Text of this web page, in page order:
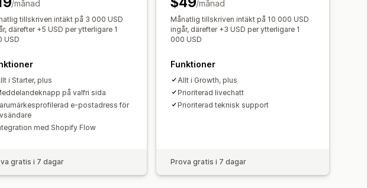
/månad
tillskriven intäkt på 3 000 USD
därefter +5 USD per ytterligare 1
USD
i Starter, plus
på valfri sida
e-postadress för
med Shopify Flow
gratis i 7 dagar
/månad
Månatlig tillskriven intäkt på 10 000 USD
ingår, därefter +3 USD per ytterligare 1
000 USD
Funktioner
Allt i Growth, plus
Prioriterad livechatt
Prioriterad teknisk support
Prova gratis i 7 dagar